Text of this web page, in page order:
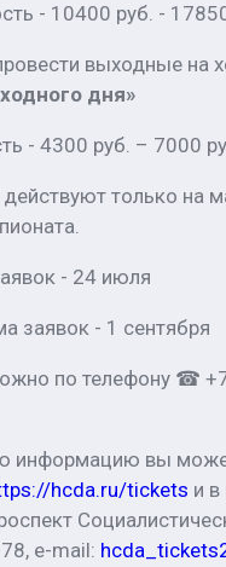
- 10400 руб. -
выходные на
дня»
- 4300 руб. – 7000
только на
- 24 июля
заявок - 1 сентября
по телефону ☎
информацию вы
hcda.ru/tickets и
e-mail: